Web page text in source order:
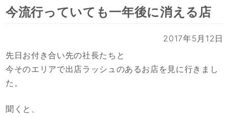
今流行っていても一年後に消える店
2017年5月12日
先日お付き合い先の社長たちと
今そのエリアで出店ラッシュのあるお店を見に行きまし
た。
聞くと、